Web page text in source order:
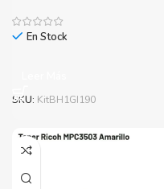
En Stock
SKU: KitBH1GI190